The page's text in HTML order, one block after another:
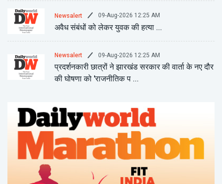
Newsalert 09-Aug-2026 12:25 AM
अवैध संबंधों को लेकर युवक की हत्या ...
Newsalert 09-Aug-2026 12:25 AM
प्रदर्शनकारी छात्रों ने झारखंड सरकार की वार्ता के नए दौर
की घोषणा को 'राजनीतिक प ...